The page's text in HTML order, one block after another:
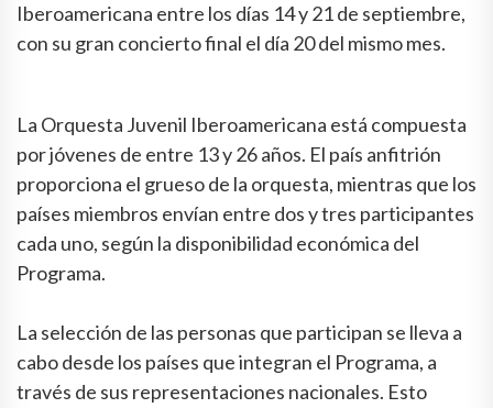
Iberoamericana entre los días 14 y 21 de septiembre,
con su gran concierto final el día 20 del mismo mes.
La Orquesta Juvenil Iberoamericana está compuesta
por jóvenes de entre 13 y 26 años. El país anfitrión
proporciona el grueso de la orquesta, mientras que los
países miembros envían entre dos y tres participantes
cada uno, según la disponibilidad económica del
Programa.
La selección de las personas que participan se lleva a
cabo desde los países que integran el Programa, a
través de sus representaciones nacionales. Esto